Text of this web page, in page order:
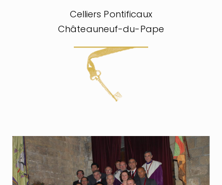
Celliers Pontificaux
Châteauneuf-du-Pape